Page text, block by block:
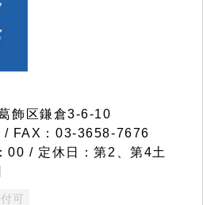
飾区鎌倉3-6-10
FAX：03-3658-7676
00 / 定休日：第2、第4土
可